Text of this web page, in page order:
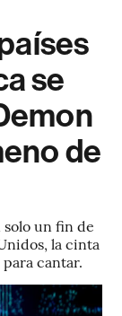
se
de
solo un fin de
la cinta
cantar.